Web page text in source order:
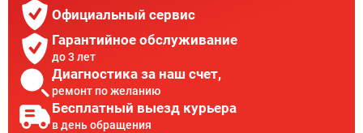
Официальный сервис
Гарантийное обслуживание
до 3 лет
Диагностика за наш счет,
ремонт по желанию
Бесплатный выезд курьера
в день обращения